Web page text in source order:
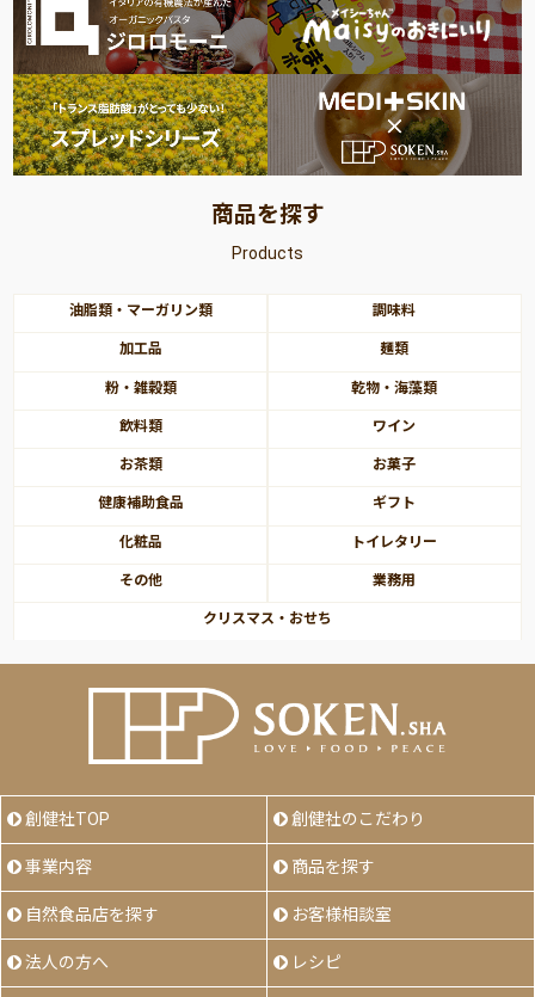
商品を探す
Products
油脂類・マーガリン類 調味料
加工品 麺類
粉・雑穀類 乾物・海藻類
飲料類 ワイン
お茶類 お菓子
健康補助食品 ギフト
化粧品 トイレタリー
その他 業務用
クリスマス・おせち
創健社TOP 創健社のこだわり
事業内容 商品を探す
自然食品店を探す お客様相談室
法人の方へ レシピ